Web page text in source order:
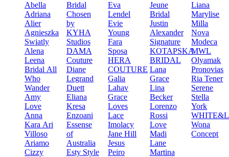
Abella
Adriana
Alier
Agnieszka
Swiatly
Alena
Leena
Bridal All
Who
Wander
Amy
Love
Anna
Kara Ari
Villoso
Ariamo
Cizzy
Bridal
Chosen
by
KYHA
Studios
DAMA
Couture
Diane
Legrand
Duett
Eliana
Kresa
Enzoani
Essense
of
Australia
Esty Style
Eva
Lendel
Evie
Young
Fara
Sposa
HERA
COUTURE
Galia
Lahav
Grace
Loves
Lace
Imolacy
Jane Hill
Jesus
Peiro
Jeune
Bridal
Justin
Alexander
Signature
KOTAPSKA
BRIDAL
Lana
Grace
Lina
Becker
Lorenzo
Rossi
Love
Madi
Lane
Martina
Liana
Marylise
Milla
Nova
Modeca
MWL
Olyamak
Pronovias
Ria Tener
Serene
Stella
York
Wona
Concept